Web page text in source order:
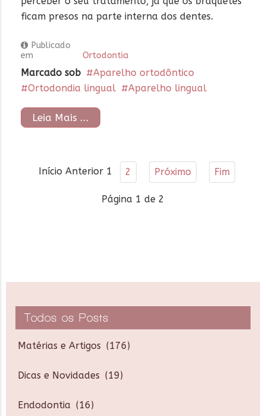
ficam presos na parte interna dos dentes.
Publicado
em
Ortodontia
Marcado sob
Aparelho ortodôntico
Ortodondia lingual
Aparelho lingual
Leia Mais ...
Início Anterior 1 2 Próximo Fim
Página 1 de 2
Todos os Posts
Matérias e Artigos (176)
Dicas e Novidades (19)
Endodontia (16)